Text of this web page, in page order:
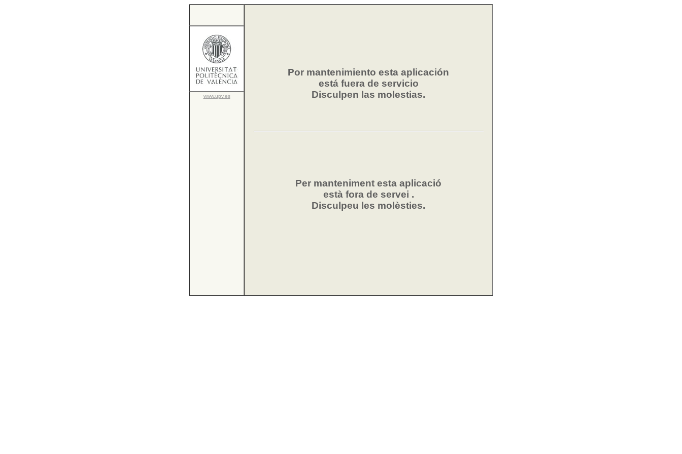
Por mantenimiento esta aplicación
está fuera de servicio
Disculpen las molestias.
Per manteniment esta aplicació
està fora de servei .
Disculpeu les molèsties.
www.upv.es